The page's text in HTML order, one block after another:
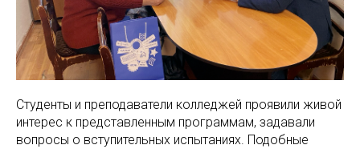
Студенты и преподаватели колледжей проявили живой
интерес к представленным программам, задавали
вопросы о вступительных испытаниях. Подобные